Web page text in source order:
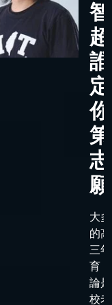
智
志
大
的
三
育
論
校老